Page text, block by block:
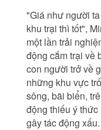
"Giá như người
khu trại thì tốt",
một lần trải
động cắm trại về
con người trở về
những khu vực
sông, bãi biển,
động thiếu ý
gây tác động xấu.